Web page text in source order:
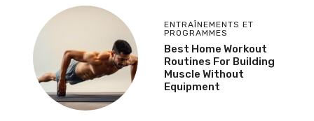
ENTRAÎNEMENTS ET
PROGRAMMES
Best Home Workout
Routines For Building
Muscle Without
Equipment